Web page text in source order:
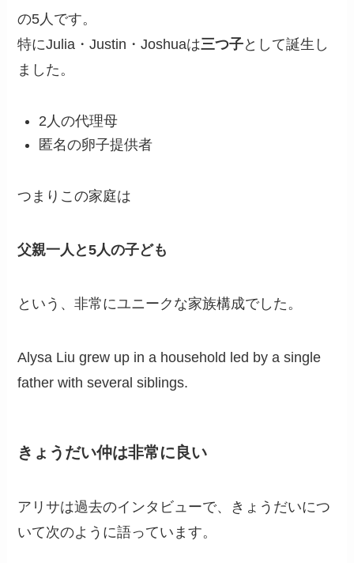
の5人です。
特にJulia・Justin・Joshuaは三つ子として誕生し
ました。
2人の代理母
匿名の卵子提供者
つまりこの家庭は
父親一人と5人の子ども
という、非常にユニークな家族構成でした。
Alysa Liu grew up in a household led by a single
father with several siblings.
きょうだい仲は非常に良い
アリサは過去のインタビューで、きょうだいにつ
いて次のように語っています。